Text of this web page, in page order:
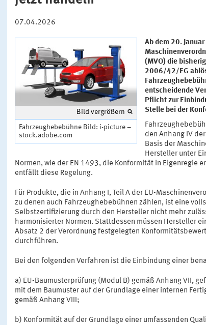
07.04.2026
Bild vergrößern
Fahrzeughebebühne Bild: i-picture –
stock.adobe.com
Ab dem 20.
(MVO) die
2006/42/EG
entscheidende
Pflicht zur
Stelle bei der
den Anhang IV
Basis der
Hersteller unter
Normen, wie der EN 1493, die Konformität in Eigenregie
entfällt diese Regelung.
Für Produkte, die in Anhang I, Teil A der EU-
zu denen auch Fahrzeughebebühnen zählen, ist eine
Selbstzertifizierung durch den Hersteller nicht mehr
harmonisierter Normen. Stattdessen müssen Hersteller
Absatz 2 der Verordnung festgelegten
durchführen.
Bei den folgenden Verfahren ist die Einbindung einer
a) EU-Baumusterprüfung (Modul B) gemäß Anhang VII,
mit dem Baumuster auf der Grundlage einer internen
gemäß Anhang VIII;
b) Konformität auf der Grundlage einer umfassenden